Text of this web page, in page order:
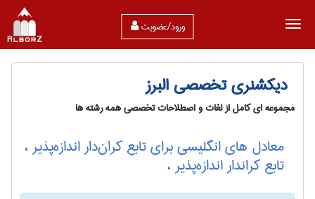
ورود/عضویت
دیکشنری تخصصی البرز
مجموعه ای کامل از لغات و اصطلاحات تخصصی همه رشته ها
معادل های انگلیسی برای تابع کران‌دار اندازه‌پذیر ،
تابع کراندار اندازه‌پذیر ،